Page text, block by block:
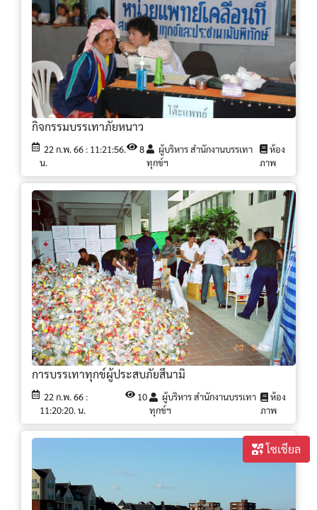
โซเชียล
กิจกรรมบรรเทาภัยหนาว
22 ก.พ. 66 : 11:21:56.
น.
8
ผู้บริหาร สำนักงานบรรเทา
ทุกข์ฯ
ห้อง
ภาพ
การบรรเทาทุกข์ผู้ประสบภัยสึนามิ
22 ก.พ. 66 :
11:20:20. น.
10
ผู้บริหาร สำนักงานบรรเทา
ทุกข์ฯ
ห้อง
ภาพ